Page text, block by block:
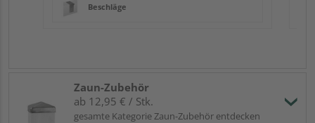
Beschläge
Zaun-Zubehör
ab 12,95 € / Stk.
gesamte Kategorie Zaun-Zubehör entdecken